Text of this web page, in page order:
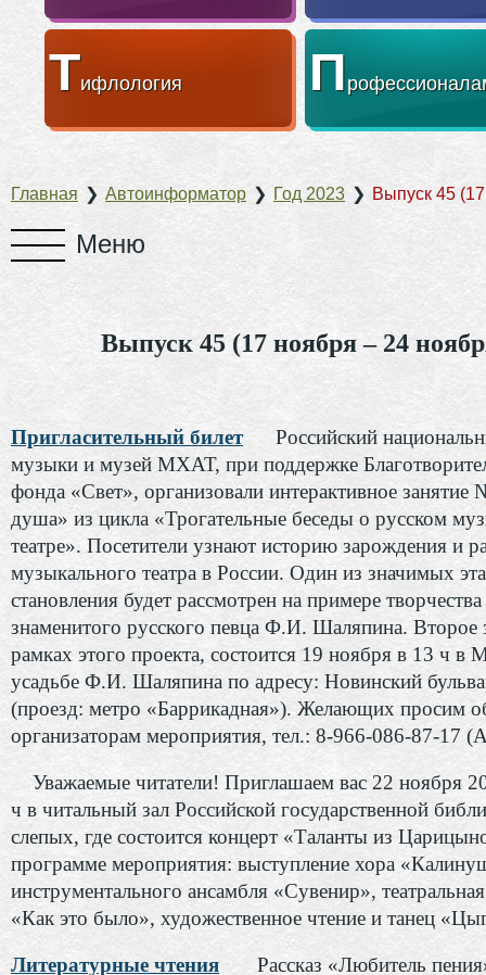
Тифлология П
Главная ❯ Автоинформатор ❯ Год 2023 ❯ Выпуск 45
Выпуск 45 (17 ноября – 24
Пригласительный билет
Российский
музыки и музей МХАТ, при поддержке
фонда «Свет», организовали интерактивное
душа» из цикла «Трогательные беседы о русском
театре». Посетители узнают историю зарождения и
музыкального театра в России. Один из значимых
становления будет рассмотрен на примере творчества
знаменитого русского певца Ф.И. Шаляпина. Второе
рамках этого проекта, состоится 19 ноября в 13 ч в
усадьбе Ф.И. Шаляпина по адресу: Новинский
(проезд: метро «Баррикадная»). Желающих просим
организаторам мероприятия, тел.: 8-966-086-87-17
Уважаемые читатели! Приглашаем вас 22 ноября
ч в читальный зал Российской государственной
слепых, где состоится концерт «Таланты из
программе мероприятия: выступление хора
инструментального ансамбля «Сувенир»,
«Как это было», художественное чтение и танец
Литературные чтения Рассказ «Любитель